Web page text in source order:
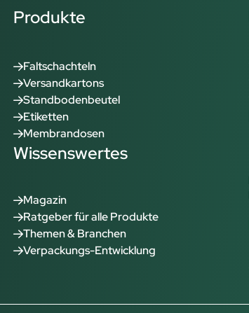
Produkte
Faltschachteln
Versandkartons
Standbodenbeutel
Etiketten
Membrandosen
Wissenswertes
Magazin
Ratgeber für alle Produkte
Themen & Branchen
Verpackungs-Entwicklung